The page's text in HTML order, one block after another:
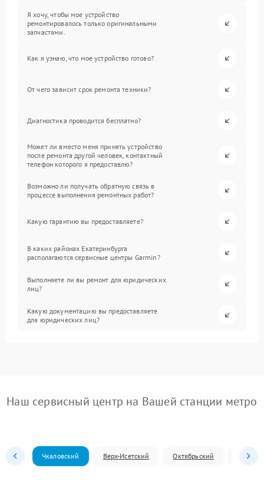
Я хочу, чтобы мое устройство
ремонтировалось только оригинальными
запчастями.
Как я узнаю, что мое устройство готово?
От чего зависит срок ремонта техники?
Диагностика проводится бесплатно?
Может ли вместо меня принять устройство
после ремонта другой человек, контактный
телефон которого я предоставлю?
Возможно ли получать обратную связь в
процессе выполнения ремонтных работ?
Какую гарантию вы предоставляете?
В каких районах Екатеринбурга
располагаются сервисные центры Garmin?
Выполняете ли вы ремонт для юридических
лиц?
Какую документацию вы предоставляете
для юридических лиц?
Наш сервисный центр на Вашей станции метро
Чкаловский Верх-Исетский Октябрьский